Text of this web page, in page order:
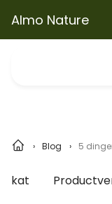
Almo Nature
Blog 5
kat